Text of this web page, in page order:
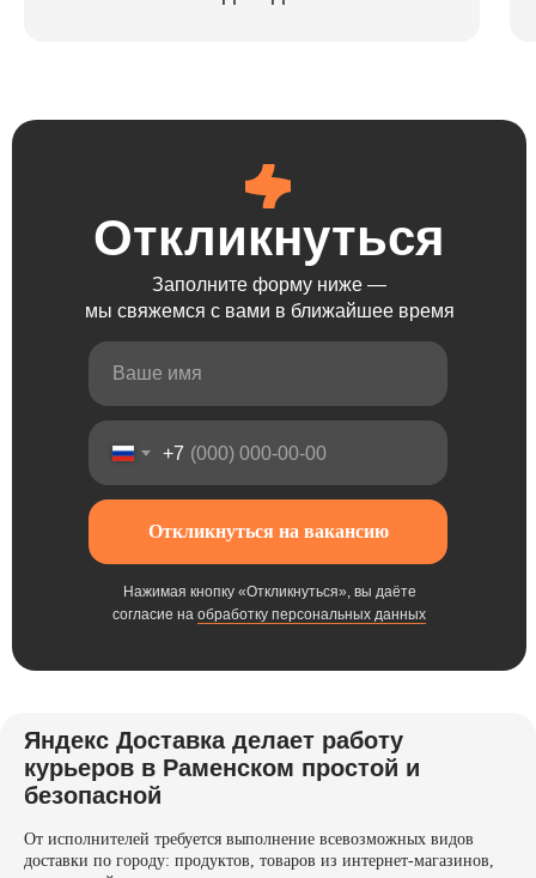
Откликнуться
Заполните форму ниже —
мы свяжемся с вами в ближайшее время
+7
Откликнуться на вакансию
Нажимая кнопку «Откликнуться», вы даёте
согласие на обработку персональных данных
Яндекс Доставка делает работу
курьеров в Раменском простой и
безопасной
От исполнителей требуется выполнение всевозможных видов
доставки по городу: продуктов, товаров из интернет-магазинов,